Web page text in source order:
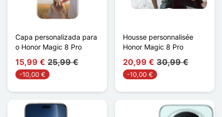
Capa personalizada para
o Honor Magic 8 Pro
15,99 € 25,99 €
-10,00 €
Housse personnalisée
Honor Magic 8 Pro
20,99 € 30,99 €
-10,00 €